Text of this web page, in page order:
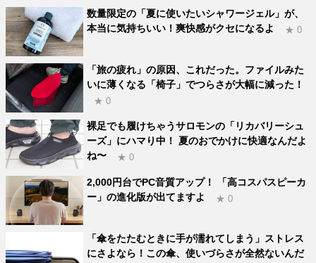
数量限定の「夏に使いたいシャワージェル」が、
本当に気持ちいい！爽快感がクセになるよ
★ 0
「旅の疲れ」の原因、これだった。ファイルみた
いに薄くなる「椅子」でつらさが大幅に減った！
★ 0
裸足でも履けちゃうサロモンの「リカバリーシュ
ーズ」にハマり中！ 夏のおでかけに快適なんだよ
ね〜
★ 0
2,000円台でPC音質アップ！ 「高コスパスピーカ
ー」の進化版が出てますよ
★ 0
「傘をたたむときに手が濡れてしまう」ストレス
にさよなら！この傘、使いづらさが全然ないんだ